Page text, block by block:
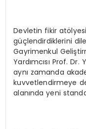
Devletin fikir atölyesi
güçlendirdiklerini
Gayrimenkul
Yardımcısı Prof. Dr.
aynı zamanda
kuvvetlendirmeye
alanında yeni